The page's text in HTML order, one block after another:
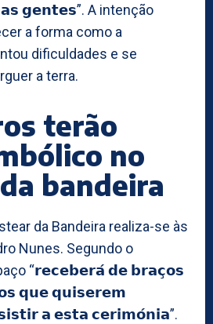
𝗴𝗲𝗻𝘁𝗲𝘀”. A intenção
a forma como a
dificuldades e se
a terra.
terão
no
bandeira
da Bandeira realiza-se às
Nunes. Segundo o
“𝗿𝗲𝗰𝗲𝗯𝗲𝗿𝗮́ 𝗱𝗲 𝗯𝗿𝗮𝗰̧𝗼𝘀
𝗾𝘂𝗲 𝗾𝘂𝗶𝘀𝗲𝗿𝗲𝗺
𝗮 𝗲𝘀𝘁𝗮 𝗰𝗲𝗿𝗶𝗺𝗼́𝗻𝗶𝗮”.